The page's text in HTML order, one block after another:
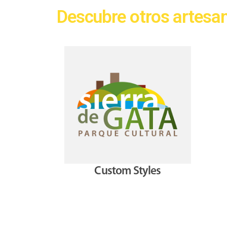
Descubre otros
Custom Styles